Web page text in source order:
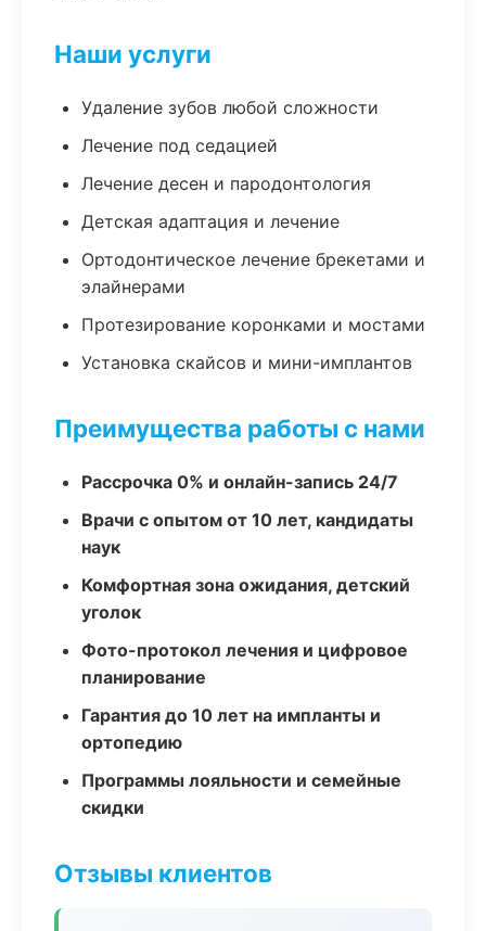
Наши услуги
Удаление зубов любой сложности
Лечение под седацией
Лечение десен и пародонтология
Детская адаптация и лечение
Ортодонтическое лечение брекетами и
элайнерами
Протезирование коронками и мостами
Установка скайсов и мини-имплантов
Преимущества работы с нами
Рассрочка 0% и онлайн-запись 24/7
Врачи с опытом от 10 лет, кандидаты
наук
Комфортная зона ожидания, детский
уголок
Фото-протокол лечения и цифровое
планирование
Гарантия до 10 лет на импланты и
ортопедию
Программы лояльности и семейные
скидки
Отзывы клиентов